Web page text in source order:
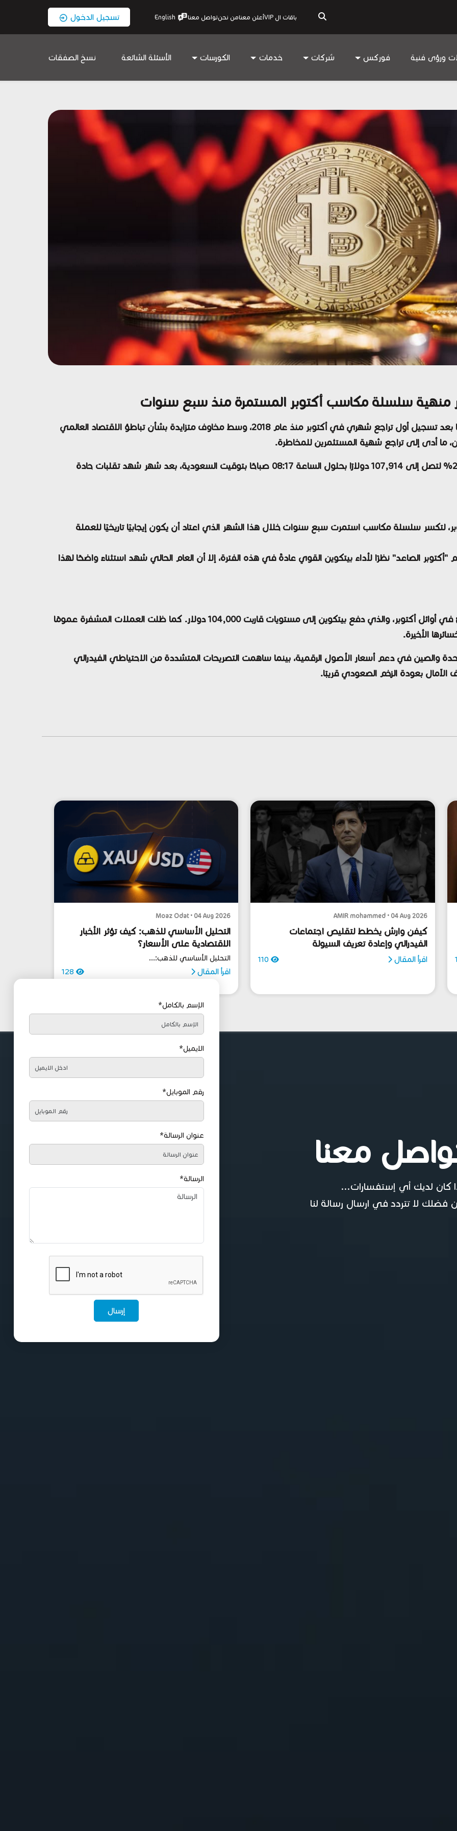
باقات ال VIP أعلن معنامن نحنتواصل معنا English تسجيل الدخول
ورؤى فنية فوركس شركات خدمات الكورسات الأسئلة الشائعة نسخ الصفقات
يوم الاثنين لتواصل خسائرها بعد تسجيل أول تراجع شهري في أكتوبر منذ عام 2018، وسط مخاوف متزايدة بشأن تباطؤ الاقتصاد العالمي
ما أدى إلى تراجع شهية المستثمرين للمخاطرة.
بحلول الساعة 08:17 صباحًا بتوقيت السعودية، بعد شهر شهد تقلبات حادة
، لتكسر سلسلة مكاسب استمرت سبع سنوات خلال هذا الشهر الذي اعتاد أن يكون إيجابيًا تاريخيًا للعملة
"أكتوبر الصاعد" نظرًا لأداء بيتكوين القوي عادةً في هذه الفترة، إلا أن العام الحالي شهد استثناءً واضحًا لهذا
أوائل أكتوبر، والذي دفع بيتكوين إلى مستويات قاربت104,000 دولار
. كما ظلت العملات المشفرة عمومًا
الأخيرة.
والصين في دعم أسعار الأصول الرقمية، بينما ساهمت التصريحات المتشددة من الاحتياطي الفيدرالي
بعودة الزخم الصعودي قريبًا.
AMIR mohammed • 04 Aug 2026
كيفن وارش يخطط لتقليص اجتماعات
الفيدرالي وإعادة تعريف السيولة
اقرأ المقال 110
Moaz Odat • 04 Aug 2026
التحليل الأساسي للذهب: كيف تؤثر الأخبار
الاقتصادية على الأسعار؟
التحليل الأساسي للذهب:...
اقرأ المقال 128
معنا
كان لديك أي إستفسارات...
فضلك لا تتردد في ارسال رسالة لنا
الإسم بالكامل*
الايميل*
رقم الموبايل*
عنوان الرسالة*
الرسالة*
إرسال